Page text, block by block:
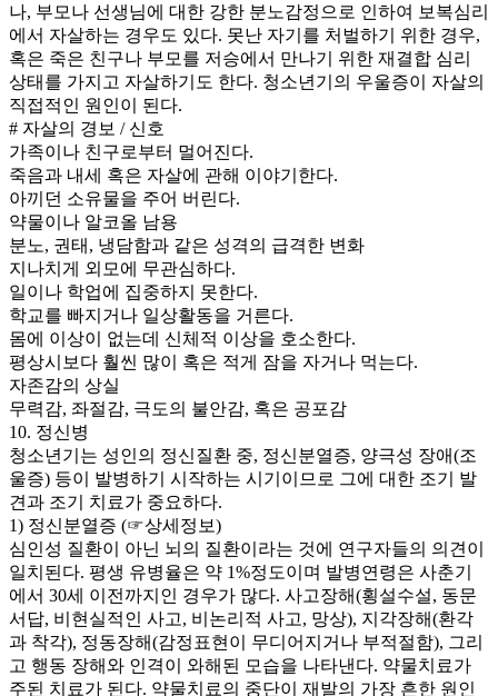
나, 부모나 선생님에 대한 강한 분노감정으로 인하여 보복심리
에서 자살하는 경우도 있다. 못난 자기를 처벌하기 위한 경우,
혹은 죽은 친구나 부모를 저승에서 만나기 위한 재결합 심리
상태를 가지고 자살하기도 한다. 청소년기의 우울증이 자살의
직접적인 원인이 된다.
# 자살의 경보 / 신호
가족이나 친구로부터 멀어진다.
죽음과 내세 혹은 자살에 관해 이야기한다.
아끼던 소유물을 주어 버린다.
약물이나 알코올 남용
분노, 권태, 냉담함과 같은 성격의 급격한 변화
지나치게 외모에 무관심하다.
일이나 학업에 집중하지 못한다.
학교를 빠지거나 일상활동을 거른다.
몸에 이상이 없는데 신체적 이상을 호소한다.
평상시보다 훨씬 많이 혹은 적게 잠을 자거나 먹는다.
자존감의 상실
무력감, 좌절감, 극도의 불안감, 혹은 공포감
10. 정신병
청소년기는 성인의 정신질환 중, 정신분열증, 양극성 장애(조
울증) 등이 발병하기 시작하는 시기이므로 그에 대한 조기 발
견과 조기 치료가 중요하다.
1) 정신분열증 (☞상세정보)
심인성 질환이 아닌 뇌의 질환이라는 것에 연구자들의 의견이
일치된다. 평생 유병율은 약 1%정도이며 발병연령은 사춘기
에서 30세 이전까지인 경우가 많다. 사고장해(횡설수설, 동문
서답, 비현실적인 사고, 비논리적 사고, 망상), 지각장해(환각
과 착각), 정동장해(감정표현이 무디어지거나 부적절함), 그리
고 행동 장해와 인격이 와해된 모습을 나타낸다. 약물치료가
주된 치료가 된다. 약물치료의 중단이 재발의 가장 흔한 원인